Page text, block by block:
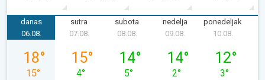
danas
četvrtak, 06. 08.
06.08.
18°
15°
sutra
07.08.
15°
4°
subota
08.08.
14°
5°
nedelja
09.08.
14°
2°
ponedeljak
10.08.
12°
3°